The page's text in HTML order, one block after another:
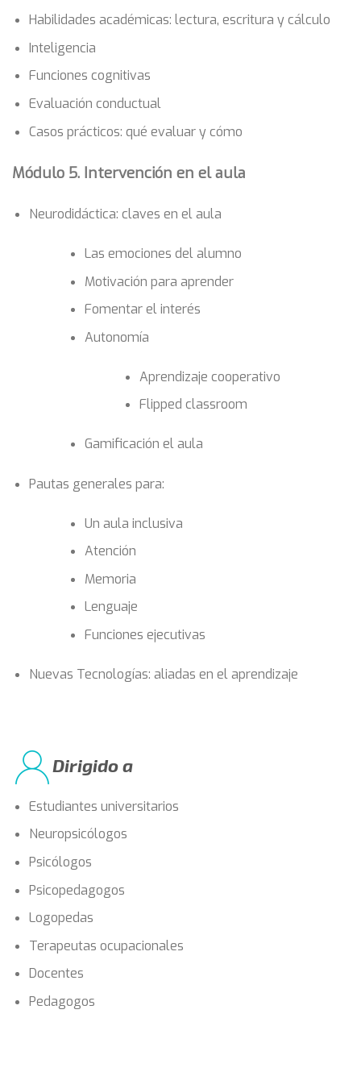
Habilidades académicas: lectura, escritura y cálculo
Inteligencia
Funciones cognitivas
Evaluación conductual
Casos prácticos: qué evaluar y cómo
Módulo 5. Intervención en el aula
Neurodidáctica: claves en el aula
Las emociones del alumno
Motivación para aprender
Fomentar el interés
Autonomía
Aprendizaje cooperativo
Flipped classroom
Gamificación el aula
Pautas generales para:
Un aula inclusiva
Atención
Memoria
Lenguaje
Funciones ejecutivas
Nuevas Tecnologías: aliadas en el aprendizaje
Dirigido a
Estudiantes universitarios
Neuropsicólogos
Psicólogos
Psicopedagogos
Logopedas
Terapeutas ocupacionales
Docentes
Pedagogos